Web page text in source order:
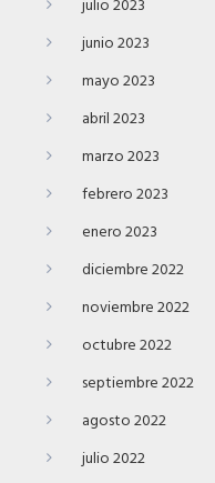
julio 2023
junio 2023
mayo 2023
abril 2023
marzo 2023
febrero 2023
enero 2023
diciembre 2022
noviembre 2022
octubre 2022
septiembre 2022
agosto 2022
julio 2022